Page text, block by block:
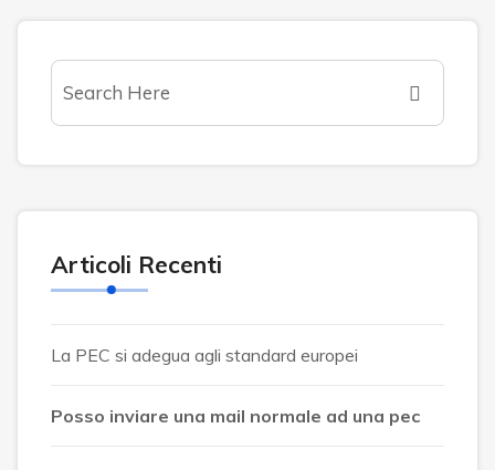
Articoli Recenti
La PEC si adegua agli standard europei
Posso inviare una mail normale ad una pec